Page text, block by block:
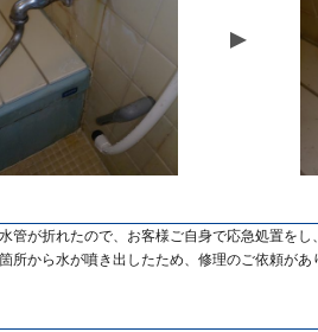
管が折れたので、お客様ご自身で応急処置をし
所から水が噴き出したため、修理のご依頼があ